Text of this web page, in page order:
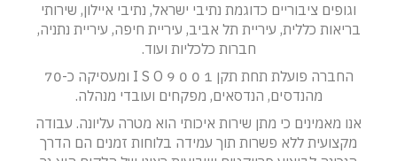
וגופים ציבוריים כדוגמת נתיבי ישראל, נתיבי איילון, שירותי
בריאות כללית, עיריית תל אביב, עיריית חיפה, עיריית נתניה,
חברות כלכליות ועוד.
החברה פועלת תחת תקן 1 0 0 9 I S O ומעסיקה כ-70
מהנדסים, הנדסאים, מפקחים ועובדי מנהלה.
אנו מאמינים כי מתן שירות איכותי הוא מטרה עליונה. עבודה
מקצועית ללא פשרות תוך עמידה בלוחות זמנים הם הדרך